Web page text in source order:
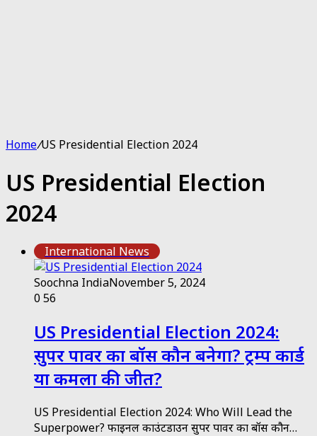
Home/US Presidential Election 2024
US Presidential Election
2024
International News
Soochna IndiaNovember 5, 2024
056
US Presidential Election 2024:
सुपर पावर का बॉस कौन बनेगा? ट्रम्प कार्ड
या कमला की जीत?
US Presidential Election 2024: Who Will Lead the
Superpower? फाइनल काउंटडाउन सुपर पावर का बॉस कौन…